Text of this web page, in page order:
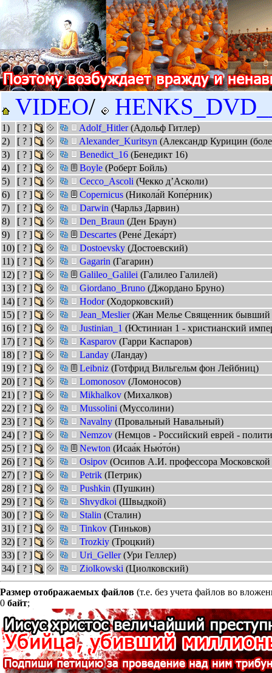
VIDEO/
1) [ ? ] Adolf_Hitler(Адольф Гитлер)
2)
[ ? ] Alexander_Kuritsyn (Александр Курицин
3)
[ ? ] Benedict_16 (Бенедикт 16)
4)
[ ? ] Boyle (Роберт Бойль)
5)
[ ? ] Cecco_Ascoli (Чекко д’Асколи)
6)
[ ? ] Copernicus (Никола́й Копе́рник)
7)
[ ? ] Darwin (Чарльз Дарвин)
8)
[ ? ] Den_Braun (Ден Браун)
9)
[ ? ] Descartes (Рене́ Дека́рт)
10) [ ? ] Dostoevsky (Достоевский)
11) [ ? ] Gagarin (Гагарин)
12) [ ? ] Galileo_Galilei (Галилео Галилей)
13) [ ? ] Giordano_Bruno (Джордано Бруно)
14) [ ? ] Hodor(Ходорковский)
15) [ ? ] Jean_Meslier(Жан Мелье Священник бывший
16) [ ? ] Justinian_1 (Юстиниан 1 - христианский
17) [ ? ] Kasparov (Гарри Каспаров)
18) [ ? ] Landay (Ландау)
19) [ ? ] Leibniz (Готфрид Вильгельм фон Лейбниц)
20) [ ? ] Lomonosov (Ломоносов)
21) [ ? ] Mikhalkov (Михалков)
22) [ ? ] Mussolini (Муссолини)
23) [ ? ] Navalny (Провальный Навальный)
24) [ ? ] Nemzov (Немцов - Российский еврей -
25) [ ? ] Newton (Исаа́к Нью́то́н)
26) [ ? ] Osipov (Осипов А.И. профессора
27) [ ? ] Petrik (Петрик)
28) [ ? ] Pushkin (Пушкин)
29) [ ? ] Shvydkoi (Швыдкой)
30) [ ? ] Stalin (Сталин)
31) [ ? ] Tinkov (Тиньков)
32) [ ? ] Trozkiy (Троцкий)
33) [ ? ] Uri_Geller(Ури Геллер)
34) [ ? ] Ziolkowski (Циолковский)
Размер отображаемых файлов (т.е. без учета файлов во
0 байт;